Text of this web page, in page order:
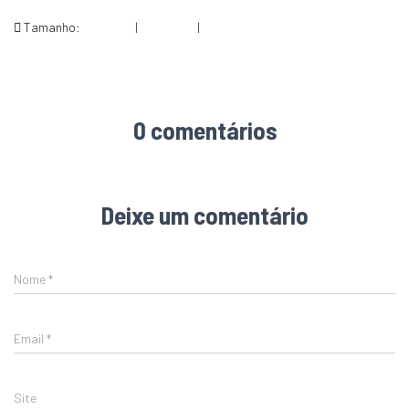
Tamanho: | |
0 comentários
Deixe um comentário
Nome*
Email *
Site